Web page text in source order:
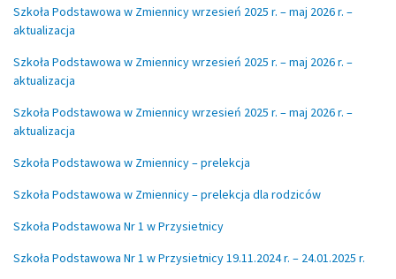
Szkoła Podstawowa w Zmiennicy wrzesień 2025 r. – maj 2026 r. –
aktualizacja
Szkoła Podstawowa w Zmiennicy wrzesień 2025 r. – maj 2026 r. –
aktualizacja
Szkoła Podstawowa w Zmiennicy wrzesień 2025 r. – maj 2026 r. –
aktualizacja
Szkoła Podstawowa w Zmiennicy – prelekcja
Szkoła Podstawowa w Zmiennicy – prelekcja dla rodziców
Szkoła Podstawowa Nr 1 w Przysietnicy
Szkoła Podstawowa Nr 1 w Przysietnicy 19.11.2024 r. – 24.01.2025 r.